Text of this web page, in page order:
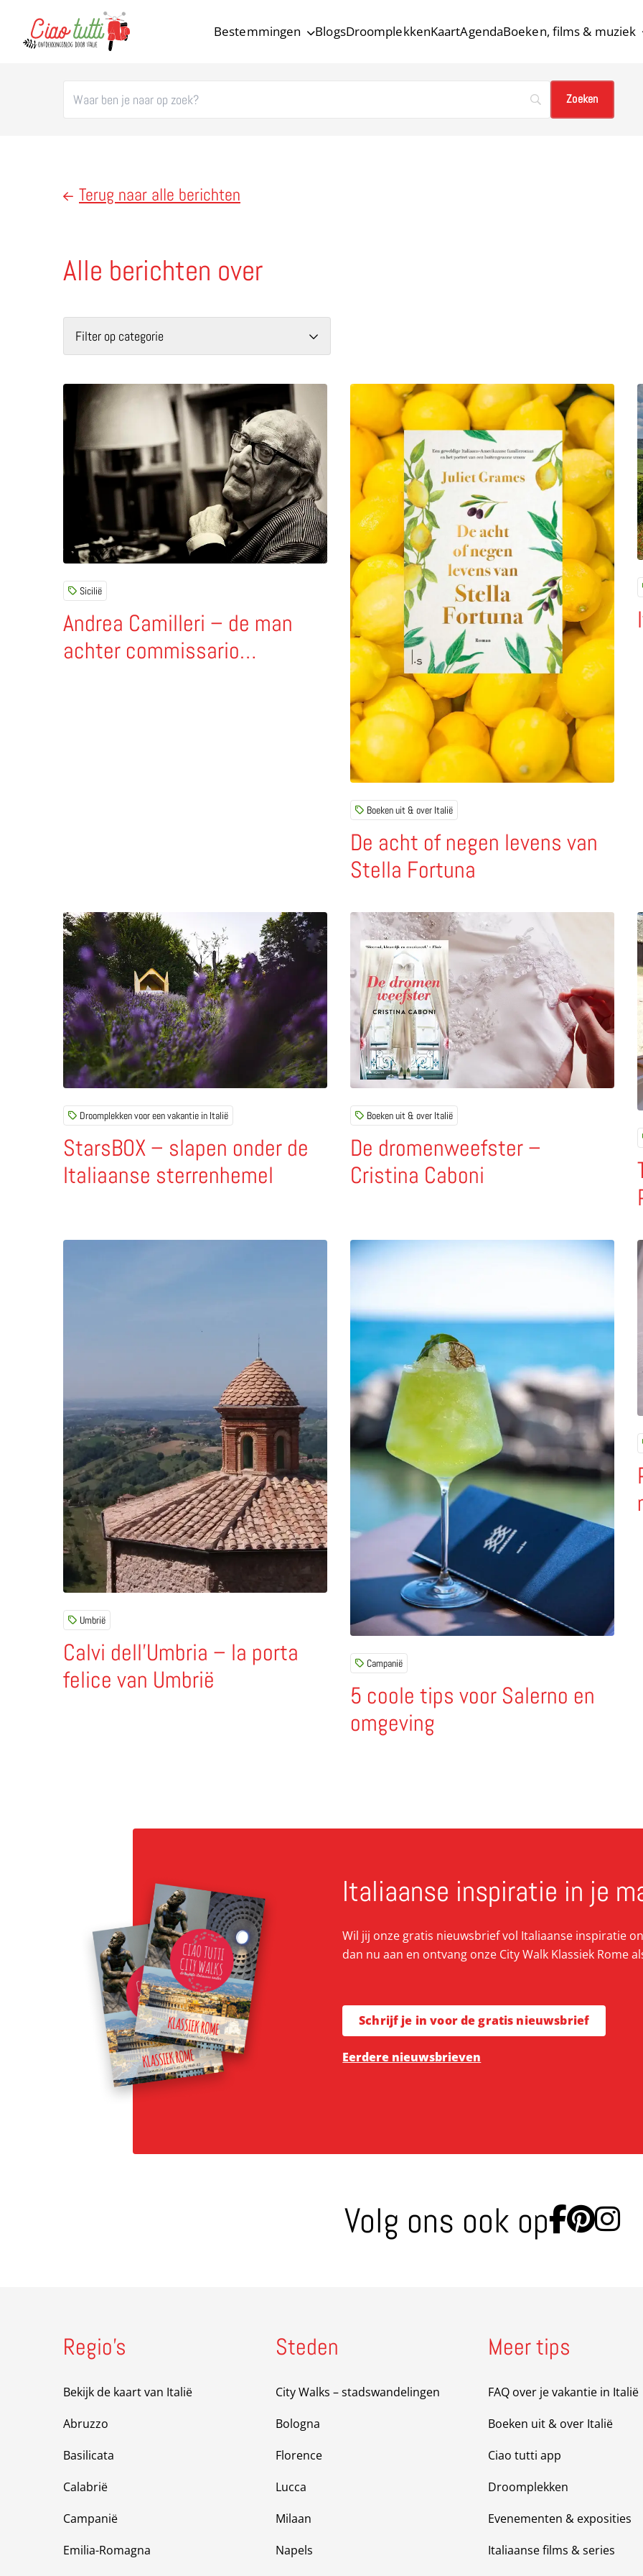
Bestemmingen BlogsDroomplekkenKaartAgendaBoeken, films & muziek
Terug naar alle berichten
Alle berichten over
Filter op categorie
Andrea Camilleri – de man
achter commissario
Sicilië
Lees meer over Andrea Camilleri – de man achter commissario Montalbano
De acht of negen levens van
Stella Fortuna
Boeken uit & over Italië
Lees meer over De acht of negen levens van Stella
StarsBOX – slapen onder de
Italiaanse sterrenhemel
Droomplekken voor een vakantie in Italië
Lees meer over StarsBOX – slapen onder de Italiaanse sterrenhemel
De dromenweefster –
Cristina Caboni
Boeken uit & over Italië
Lees meer over De dromenweefster – Cristina Caboni
Calvi dell’Umbria – la porta
felice van Umbrië
Umbrië
Lees meer over Calvi dell’Umbria – la porta felice van Umbrië
5 coole tips voor Salerno en
omgeving
Campanië
Lees meer over 5 coole tips voor Salerno en omgeving
Italiaanse inspiratie in je
Wil jij onze gratis nieuwsbrief vol Italiaanse inspiratie
dan nu aan en ontvang onze City Walk Klassiek Rome
Schrijf je in voor de gratis nieuwsbrief
Eerdere nieuwsbrieven
Volg ons ook op GaGa
Regio’s
Bekijk de kaart van Italië
Abruzzo
Basilicata
Calabrië
Campanië
Emilia-Romagna
Steden
City Walks – stadswandelingen
Bologna
Florence
Lucca
Milaan
Napels
Meer tips
FAQ over je vakantie in Italië
Boeken uit & over Italië
Ciao tutti app
Droomplekken
Evenementen & exposities
Italiaanse films & series